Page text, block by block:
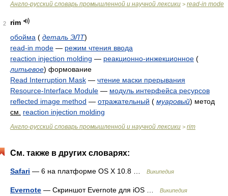
Англо-русский словарь промышленной и научной лексики > read-in mode
2
rim
обойма ( деталь ЭЛТ)
read-in mode — режим чтения ввода
reaction injection molding — реакционно-инжекционное (
литьевое) формование
Read Interruption Mask — чтение маски прерывания
Resource-Interface Module — модуль интерфейса ресурсов
reflected image method — отражательный ( муаровый) метод
см.
reaction injection molding
Англо-русский словарь промышленной и научной лексики > rim
См. также в других словарях:
Safari — 6 на платформе OS X 10.8 … Википедия
Evernote — Скриншот Evernote для iOS … Википедия